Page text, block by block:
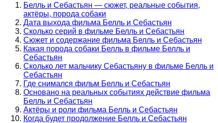
Белль и Себастьян — сюжет, реальные события,
актёры, порода собаки
Дата выхода фильма Белль и Себастьян
Сколько серий в фильме Белль и Себастьян
Сюжет и содержание фильма Белль и Себастьян
Какая порода собаки Белль в фильме Белль и
Себастьян
Сколько лет мальчику Себастьяну в фильме Белль и
Себастьян
Где снимался фильм Белль и Себастьян
Основано на реальных событиях действие фильма
Белль и Себастьян
Актёры и роли фильма Белль и Себастьян
Когда будет продолжение Белль и Себастьян